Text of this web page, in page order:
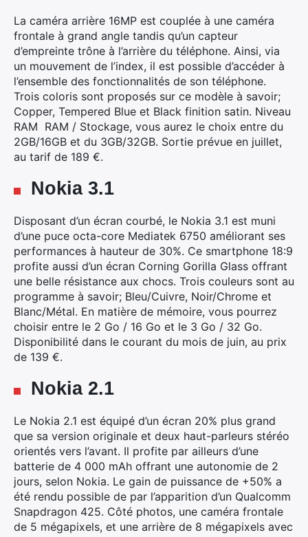
La caméra arrière 16MP est couplée à une caméra
frontale à grand angle tandis qu’un capteur
d’empreinte trône à l’arrière du téléphone. Ainsi, via
un mouvement de l’index, il est possible d’accéder à
l’ensemble des fonctionnalités de son téléphone.
Trois coloris sont proposés sur ce modèle à savoir;
Copper, Tempered Blue et Black finition satin. Niveau
RAM RAM / Stockage, vous aurez le choix entre du
2GB/16GB et du 3GB/32GB. Sortie prévue en juillet,
au tarif de 189 €.
Nokia 3.1
Disposant d’un écran courbé, le Nokia 3.1 est muni
d’une puce octa-core Mediatek 6750 améliorant ses
performances à hauteur de 30%. Ce smartphone 18:9
profite aussi d’un écran Corning Gorilla Glass offrant
une belle résistance aux chocs. Trois couleurs sont au
programme à savoir; Bleu/Cuivre, Noir/Chrome et
Blanc/Métal. En matière de mémoire, vous pourrez
choisir entre le 2 Go / 16 Go et le 3 Go / 32 Go.
Disponibilité dans le courant du mois de juin, au prix
de 139 €.
Nokia 2.1
Le Nokia 2.1 est équipé d’un écran 20% plus grand
que sa version originale et deux haut-parleurs stéréo
orientés vers l’avant. Il profite par ailleurs d’une
batterie de 4 000 mAh offrant une autonomie de 2
jours, selon Nokia. Le gain de puissance de +50% a
été rendu possible de par l’apparition d’un Qualcomm
Snapdragon 425. Côté photos, une caméra frontale
de 5 mégapixels, et une arrière de 8 mégapixels avec